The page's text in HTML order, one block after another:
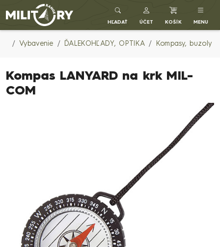
Army shop MILITARY RANGE SK
HĽADAŤ ÚČET KOŠÍK MENU
Vybavenie ĎALEKOHĽADY, OPTIKA Kompasy, buzoly
Kompas LANYARD na krk MIL-
COM